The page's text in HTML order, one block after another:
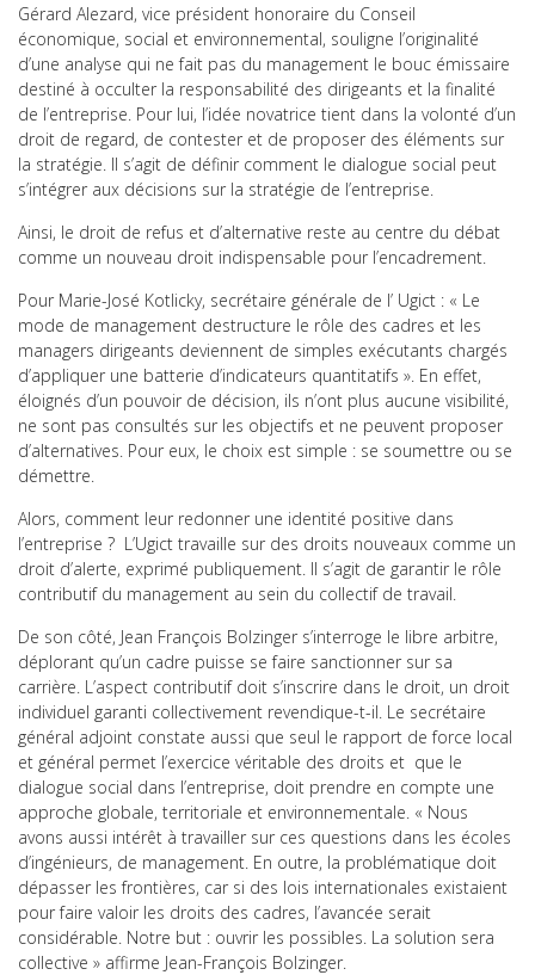
Gérard Alezard, vice président honoraire du Conseil
économique, social et environnemental, souligne l’originalité
d’une analyse qui ne fait pas du management le bouc émissaire
destiné à occulter la responsabilité des dirigeants et la finalité
de l’entreprise. Pour lui, l’idée novatrice tient dans la volonté d’un
droit de regard, de contester et de proposer des éléments sur
la stratégie. Il s’agit de définir comment le dialogue social peut
s’intégrer aux décisions sur la stratégie de l’entreprise.
Ainsi, le droit de refus et d’alternative reste au centre du débat
comme un nouveau droit indispensable pour l’encadrement.
Pour Marie-José Kotlicky, secrétaire générale de l’ Ugict : « Le
mode de management destructure le rôle des cadres et les
managers dirigeants deviennent de simples exécutants chargés
d’appliquer une batterie d’indicateurs quantitatifs ». En effet,
éloignés d’un pouvoir de décision, ils n’ont plus aucune visibilité,
ne sont pas consultés sur les objectifs et ne peuvent proposer
d’alternatives. Pour eux, le choix est simple : se soumettre ou se
démettre.
Alors, comment leur redonner une identité positive dans
l’entreprise ? L’Ugict travaille sur des droits nouveaux comme un
droit d’alerte, exprimé publiquement. Il s’agit de garantir le rôle
contributif du management au sein du collectif de travail.
De son côté, Jean François Bolzinger s’interroge le libre arbitre,
déplorant qu’un cadre puisse se faire sanctionner sur sa
carrière. L’aspect contributif doit s’inscrire dans le droit, un droit
individuel garanti collectivement revendique-t-il. Le secrétaire
général adjoint constate aussi que seul le rapport de force local
et général permet l’exercice véritable des droits et que le
dialogue social dans l’entreprise, doit prendre en compte une
approche globale, territoriale et environnementale. « Nous
avons aussi intérêt à travailler sur ces questions dans les écoles
d’ingénieurs, de management. En outre, la problématique doit
dépasser les frontières, car si des lois internationales existaient
pour faire valoir les droits des cadres, l’avancée serait
considérable. Notre but : ouvrir les possibles. La solution sera
collective » affirme Jean-François Bolzinger.